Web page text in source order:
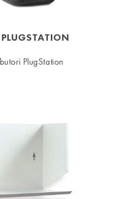
PLUGSTATION
PlugStation